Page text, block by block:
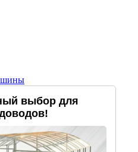
выбор для